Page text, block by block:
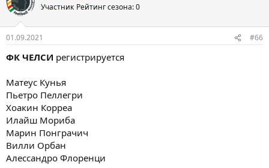
Участник Рейтинг сезона: 0
01.09.2021 #66
ФК ЧЕЛСИ регистрируется
Матеус Кунья
Пьетро Пеллегри
Хоакин Корреа
Илайш Мориба
Марин Понграчич
Вилли Орбан
Алессандро Флоренци